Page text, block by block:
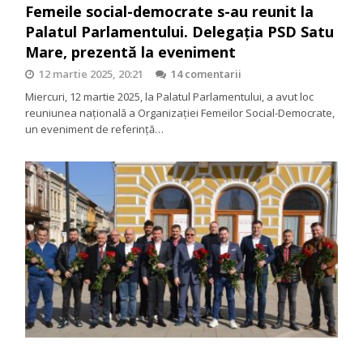
Femeile social-democrate s-au reunit la
Palatul Parlamentului. Delegația PSD Satu
Mare, prezentă la eveniment
12 martie 2025, 20:21
14 comentarii
Miercuri, 12 martie 2025, la Palatul Parlamentului, a avut loc
reuniunea națională a Organizației Femeilor Social-Democrate,
un eveniment de referință…